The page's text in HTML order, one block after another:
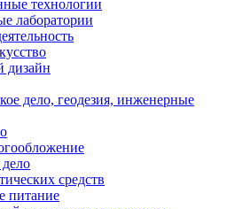
технологии
лаборатории
дизайн
дело, геодезия, инженерные
средств
питание